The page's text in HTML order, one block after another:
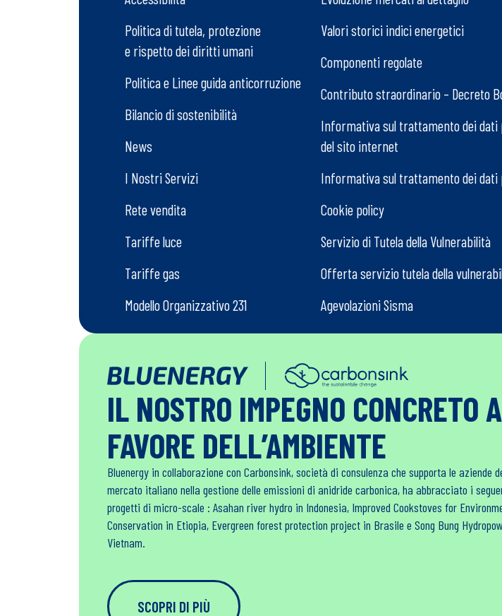
Politica di tutela, protezione
e rispetto dei diritti umani
Politica e Linee guida anticorruzione
Bilancio di sostenibilità
News
I Nostri Servizi
Rete vendita
Tariffe luce
Tariffe gas
Modello Organizzativo 231
Valori storici indici energetici
Componenti regolate
Contributo straordinario – Decreto
Informativa sul trattamento dei dati
del sito internet
Informativa sul trattamento dei dati
Cookie policy
Servizio di Tutela della Vulnerabilità
Offerta servizio tutela della
Agevolazioni Sisma
IL NOSTRO IMPEGNO CONCRETO A
FAVORE DELL’AMBIENTE
Bluenergy in collaborazione con Carbonsink, società di consulenza che supporta le aziende
mercato italiano nella gestione delle emissioni di anidride carbonica, ha abbracciato i
progetti di micro-scale : Asahan river hydro in Indonesia, Improved Cookstoves for
Conservation in Etiopia, Evergreen forest protection project in Brasile e Song Bung
Vietnam.
SCOPRI DI PIÙ